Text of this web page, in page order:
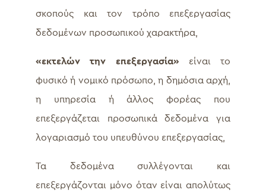
σκοπούς και τον τρόπο επεξεργασίας
δεδομένων προσωπικού χαρακτήρα,
«εκτελών την επεξεργασία» είναι το
φυσικό ή νομικό πρόσωπο, η δημόσια αρχή,
η υπηρεσία ή άλλος φορέας που
επεξεργάζεται προσωπικά δεδομένα για
λογαριασμό του υπευθύνου επεξεργασίας,
Τα δεδομένα συλλέγονται και
επεξεργάζονται μόνο όταν είναι απολύτως